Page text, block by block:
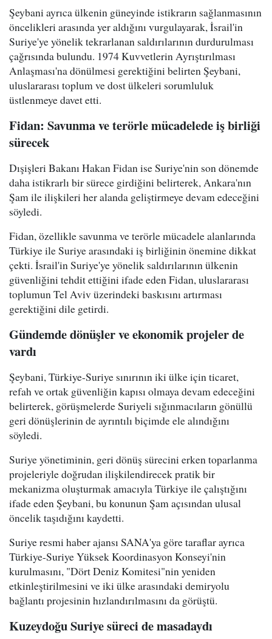
Şeybani ayrıca ülkenin güneyinde istikrarın sağlanmasının
öncelikleri arasında yer aldığını vurgulayarak, İsrail'in
Suriye'ye yönelik tekrarlanan saldırılarının durdurulması
çağrısında bulundu. 1974 Kuvvetlerin Ayrıştırılması
Anlaşması'na dönülmesi gerektiğini belirten Şeybani,
uluslararası toplum ve dost ülkeleri sorumluluk
üstlenmeye davet etti.
Fidan: Savunma ve terörle mücadelede iş birliği
sürecek
Dışişleri Bakanı Hakan Fidan ise Suriye'nin son dönemde
daha istikrarlı bir sürece girdiğini belirterek, Ankara'nın
Şam ile ilişkileri her alanda geliştirmeye devam edeceğini
söyledi.
Fidan, özellikle savunma ve terörle mücadele alanlarında
Türkiye ile Suriye arasındaki iş birliğinin önemine dikkat
çekti. İsrail'in Suriye'ye yönelik saldırılarının ülkenin
güvenliğini tehdit ettiğini ifade eden Fidan, uluslararası
toplumun Tel Aviv üzerindeki baskısını artırması
gerektiğini dile getirdi.
Gündemde dönüşler ve ekonomik projeler de
vardı
Şeybani, Türkiye-Suriye sınırının iki ülke için ticaret,
refah ve ortak güvenliğin kapısı olmaya devam edeceğini
belirterek, görüşmelerde Suriyeli sığınmacıların gönüllü
geri dönüşlerinin de ayrıntılı biçimde ele alındığını
söyledi.
Suriye yönetiminin, geri dönüş sürecini erken toparlanma
projeleriyle doğrudan ilişkilendirecek pratik bir
mekanizma oluşturmak amacıyla Türkiye ile çalıştığını
ifade eden Şeybani, bu konunun Şam açısından ulusal
öncelik taşıdığını kaydetti.
Suriye resmi haber ajansı SANA'ya göre taraflar ayrıca
Türkiye-Suriye Yüksek Koordinasyon Konseyi'nin
kurulmasını, "Dört Deniz Komitesi"nin yeniden
etkinleştirilmesini ve iki ülke arasındaki demiryolu
bağlantı projesinin hızlandırılmasını da görüştü.
Kuzeydoğu Suriye süreci de masadaydı